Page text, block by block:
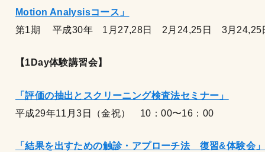
Motion Analysisコース」
第1期 平成30年 1月27,28日 2月24,25日 3月24,25
【1Day体験講習会】
「評価の抽出とスクリーニング検査法セミナー」
平成29年11月3日（金祝） 10：00〜16：00
「結果を出すための触診・アプローチ法 復習&体験会」